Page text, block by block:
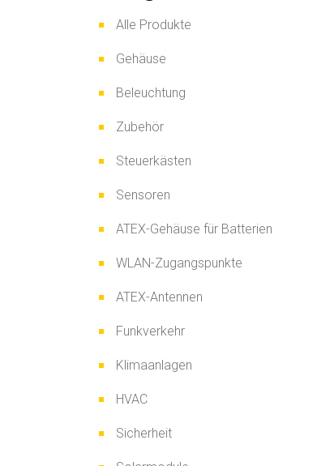
Alle Produkte
Gehäuse
Beleuchtung
Zubehör
Steuerkästen
Sensoren
ATEX-Gehäuse für Batterien
WLAN-Zugangspunkte
ATEX-Antennen
Funkverkehr
Klimaanlagen
HVAC
Sicherheit